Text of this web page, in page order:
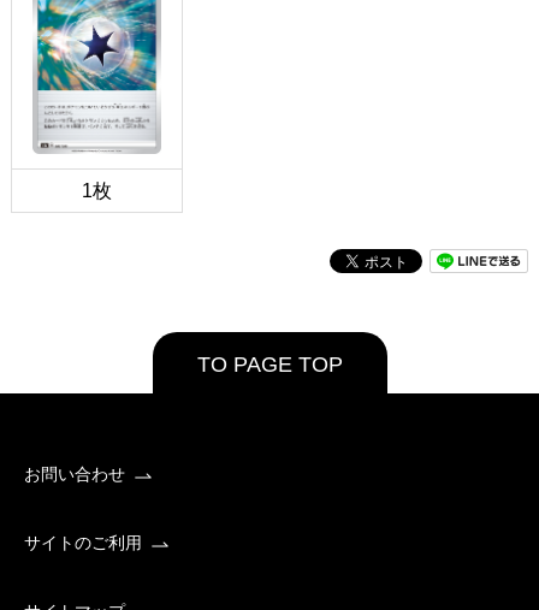
1枚
TO PAGE TOP
お問い合わせ
サイトのご利用